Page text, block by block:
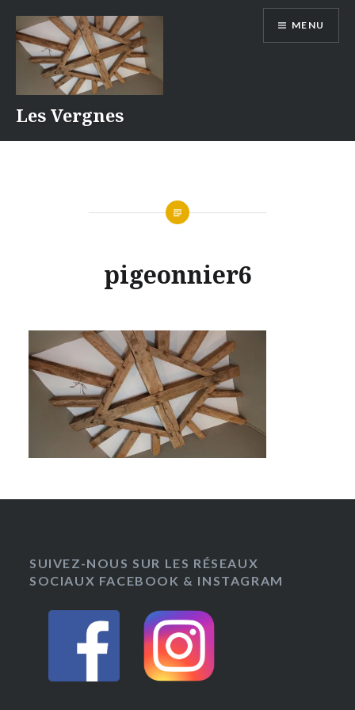
contenu
Les Vergnes
MENU
pigeonnier6
SUIVEZ-NOUS SUR LES RÉSEAUX
SOCIAUX FACEBOOK & INSTAGRAM